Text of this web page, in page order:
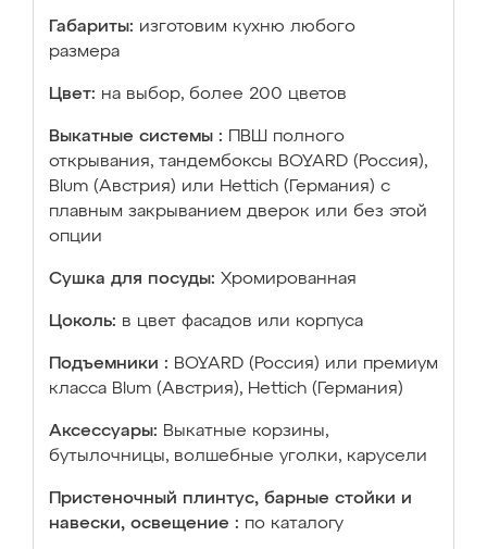
Габариты: изготовим кухню любого
размера
Цвет: на выбор, более 200 цветов
Выкатные системы :
ПВШ полного
открывания, тандембоксы BOYARD (Россия),
Blum (Австрия) или Hettich (Германия) с
плавным закрыванием дверок или без этой
опции
Сушка для посуды: Хромированная
Цоколь: в цвет фасадов или корпуса
Подъемники : BOYARD (Россия) или премиум
класса Blum (Австрия), Hettich (Германия)
Аксессуары: Выкатные корзины,
бутылочницы, волшебные уголки, карусели
Пристеночный плинтус, барные стойки и
навески, освещение : по каталогу